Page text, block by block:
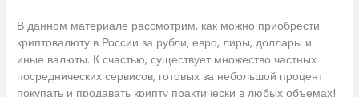
В данном материале рассмотрим, как можно приобрести
криптовалюту в России за рубли, евро, лиры, доллары и
иные валюты. К счастью, существует множество частных
посреднических сервисов, готовых за небольшой процент
покупать и продавать крипту практически в любых объемах!